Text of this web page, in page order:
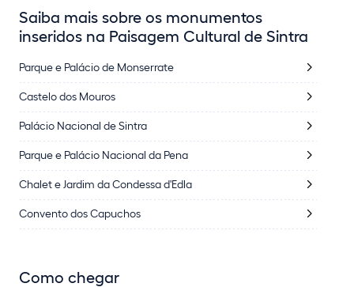
Saiba mais sobre os monumentos
inseridos na Paisagem Cultural de Sintra
Parque e Palácio de Monserrate
Castelo dos Mouros
Palácio Nacional de Sintra
Parque e Palácio Nacional da Pena
Chalet e Jardim da Condessa d'Edla
Convento dos Capuchos
Como chegar